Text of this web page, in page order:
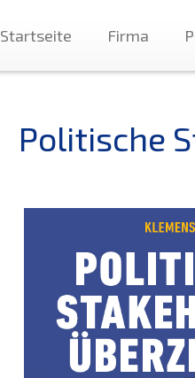
Startseite Firma
Politische